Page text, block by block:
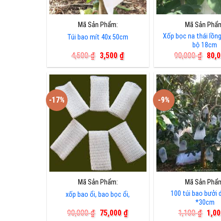
Mã Sản Phẩm:
Túi bao mít 40x 50cm
4,500₫ Giá
gốc
là:
4,500 ₫.
3,500 ₫Giá
hiện
tại
3,500 ₫.
Mã Sản
Xốp bọc na thái
bộ 18cm
90,000₫ Giá
gốc
là:
-17%
Mã Sản Phẩm:
xốp bao ổi, bao bọc ổi,
90,000₫ Giá
75,000 ₫Giá
-9%
Mã Sản
100 túi bao bưởi
*30cm
1,100₫ Giá